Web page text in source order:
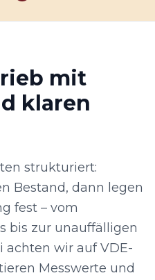
mit
klaren
strukturiert:
Bestand, dann legen
fest – vom
bis zur unauffälligen
achten wir auf VDE-
Messwerte und